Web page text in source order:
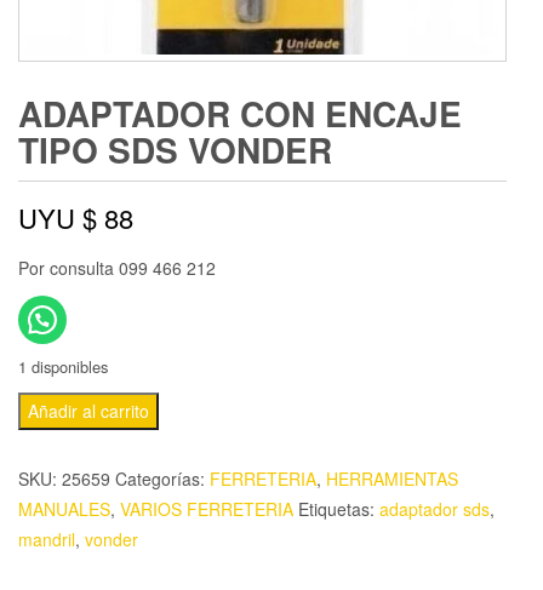
ADAPTADOR CON ENCAJE
TIPO SDS VONDER
UYU $88
Por consulta 099 466 212
1 disponibles
Añadir al carrito
SKU: 25659 Categorías: FERRETERIA, HERRAMIENTAS
MANUALES, VARIOS FERRETERIA Etiquetas: adaptador sds,
mandril, vonder